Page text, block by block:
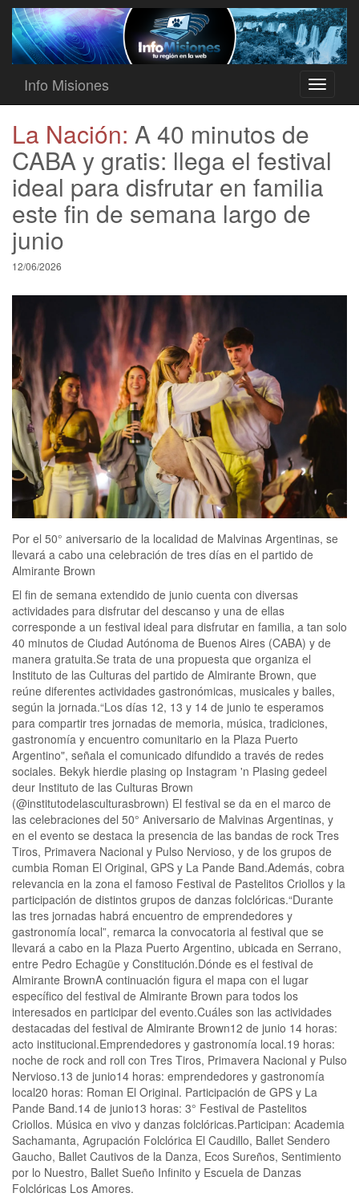
Toggle
Info Misiones
La Nación: A 40 minutos de
CABA y gratis: llega el festival
ideal para disfrutar en familia
este fin de semana largo de
junio
12/06/2026
Por el 50° aniversario de la localidad de Malvinas Argentinas, se
llevará a cabo una celebración de tres días en el partido de
Almirante Brown
El fin de semana extendido de junio cuenta con diversas
actividades para disfrutar del descanso y una de ellas
corresponde a un festival ideal para disfrutar en familia, a tan solo
40 minutos de Ciudad Autónoma de Buenos Aires (CABA) y de
manera gratuita.Se trata de una propuesta que organiza el
Instituto de las Culturas del partido de Almirante Brown, que
reúne diferentes actividades gastronómicas, musicales y bailes,
según la jornada.“Los días 12, 13 y 14 de junio te esperamos
para compartir tres jornadas de memoria, música, tradiciones,
gastronomía y encuentro comunitario en la Plaza Puerto
Argentino", señala el comunicado difundido a través de redes
sociales. Bekyk hierdie plasing op Instagram 'n Plasing gedeel
deur Instituto de las Culturas Brown
(@institutodelasculturasbrown) El festival se da en el marco de
las celebraciones del 50° Aniversario de Malvinas Argentinas, y
en el evento se destaca la presencia de las bandas de rock Tres
Tiros, Primavera Nacional y Pulso Nervioso, y de los grupos de
cumbia Roman El Original, GPS y La Pande Band.Además, cobra
relevancia en la zona el famoso Festival de Pastelitos Criollos y la
participación de distintos grupos de danzas folclóricas.“Durante
las tres jornadas habrá encuentro de emprendedores y
gastronomía local”, remarca la convocatoria al festival que se
llevará a cabo en la Plaza Puerto Argentino, ubicada en Serrano,
entre Pedro Echagüe y Constitución.Dónde es el festival de
Almirante BrownA continuación figura el mapa con el lugar
específico del festival de Almirante Brown para todos los
interesados en participar del evento.Cuáles son las actividades
destacadas del festival de Almirante Brown12 de junio 14 horas:
acto institucional.Emprendedores y gastronomía local.19 horas:
noche de rock and roll con Tres Tiros, Primavera Nacional y Pulso
Nervioso.13 de junio14 horas: emprendedores y gastronomía
local20 horas: Roman El Original. Participación de GPS y La
Pande Band.14 de junio13 horas: 3° Festival de Pastelitos
Criollos. Música en vivo y danzas folclóricas.Participan: Academia
Sachamanta, Agrupación Folclórica El Caudillo, Ballet Sendero
Gaucho, Ballet Cautivos de la Danza, Ecos Sureños, Sentimiento
por lo Nuestro, Ballet Sueño Infinito y Escuela de Danzas
Folclóricas Los Amores.